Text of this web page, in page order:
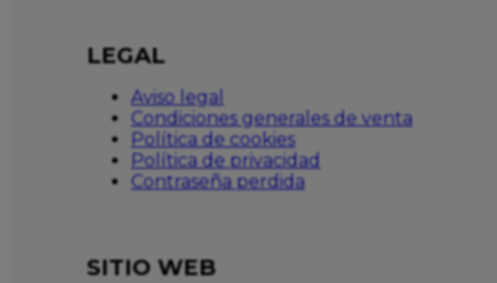
LEGAL
Aviso legal
Condiciones generales de venta
Política de cookies
Política de privacidad
Contraseña perdida
SITIO WEB